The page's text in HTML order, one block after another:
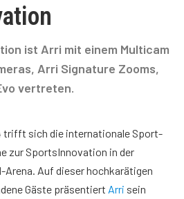
ist Arri mit einem Multicam
Arri Signature Zooms,
vertreten.
trifft sich die internationale Sport-
zur SportsInnovation in der
Arena. Auf dieser hochkarätigen
Gäste präsentiert Arri sein